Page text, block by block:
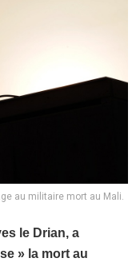
au militaire mort au Mali.
le Drian, a
» la mort au